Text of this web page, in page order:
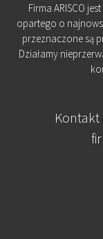
była
czasu pracy
stanowisku
Odwołanie
Firma ARISCO
opartego o
przeznaczone są
Działamy